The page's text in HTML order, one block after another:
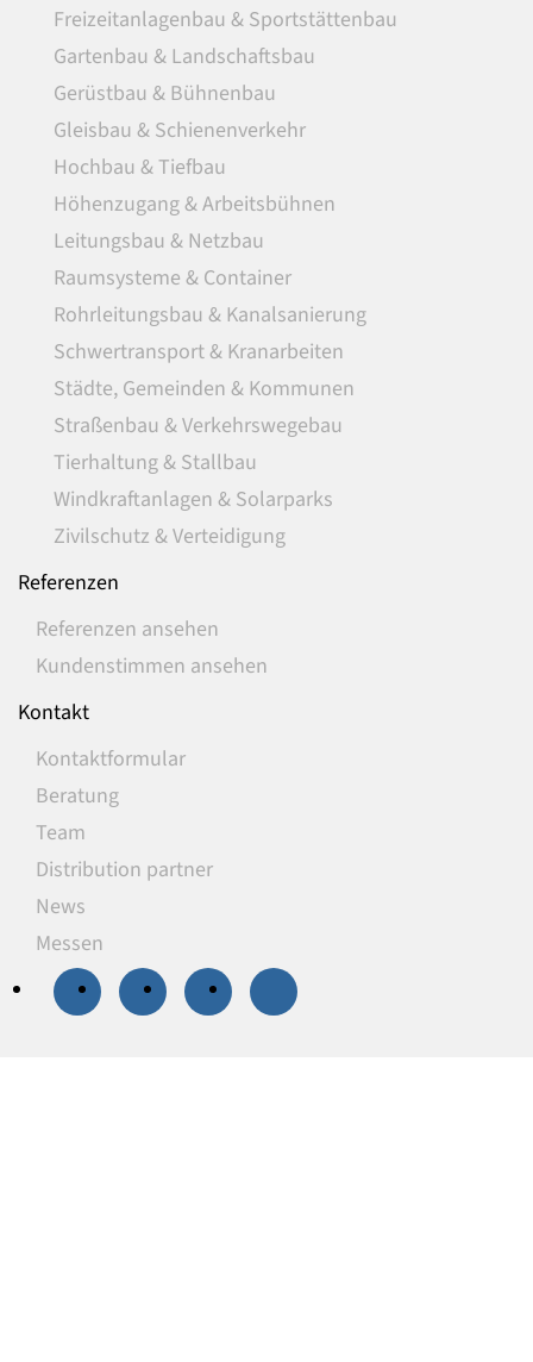
Freizeitanlagenbau & Sportstättenbau
Gartenbau & Landschaftsbau
Gerüstbau & Bühnenbau
Gleisbau & Schienenverkehr
Hochbau & Tiefbau
Höhenzugang & Arbeitsbühnen
Leitungsbau & Netzbau
Raumsysteme & Container
Rohrleitungsbau & Kanalsanierung
Schwertransport & Kranarbeiten
Städte, Gemeinden & Kommunen
Straßenbau & Verkehrswegebau
Tierhaltung & Stallbau
Windkraftanlagen & Solarparks
Zivilschutz & Verteidigung
Referenzen
Referenzen ansehen
Kundenstimmen ansehen
Kontakt
Kontaktformular
Beratung
Team
Distribution partner
News
Messen